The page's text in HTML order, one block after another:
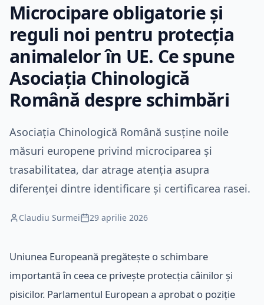
Microcipare obligatorie și
reguli noi pentru protecția
animalelor în UE. Ce spune
Asociația Chinologică
Română despre schimbări
Asociația Chinologică Română susține noile
măsuri europene privind microciparea și
trasabilitatea, dar atrage atenția asupra
diferenței dintre identificare și certificarea rasei.
Claudiu Surmei 29 aprilie 2026
Uniunea Europeană pregătește o schimbare
importantă în ceea ce privește protecția câinilor și
pisicilor. Parlamentul European a aprobat o poziție